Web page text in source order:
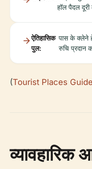
हॉल पैदल
ऐतिहासिक
पुल:
पास के क्लेने
रुचि प्रदान
(Tourist Places Guide